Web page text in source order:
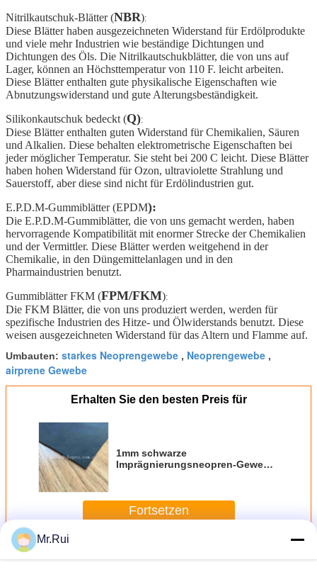
Nitrilkautschuk-Blätter (NBR):
Diese Blätter haben ausgezeichneten Widerstand für Erdölprodukte
und viele mehr Industrien wie beständige Dichtungen und
Dichtungen des Öls. Die Nitrilkautschukblätter, die von uns auf
Lager, können an Höchsttemperatur von 110 F. leicht arbeiten.
Diese Blätter enthalten gute physikalische Eigenschaften wie
Abnutzungswiderstand und gute Alterungsbeständigkeit.
Silikonkautschuk bedeckt (Q):
Diese Blätter enthalten guten Widerstand für Chemikalien, Säuren
und Alkalien. Diese behalten elektrometrische Eigenschaften bei
jeder möglicher Temperatur. Sie steht bei 200 C leicht. Diese Blätter
haben hohen Widerstand für Ozon, ultraviolette Strahlung und
Sauerstoff, aber diese sind nicht für Erdölindustrien gut.
E.P.D.M-Gummiblätter (EPDM):
Die E.P.D.M-Gummiblätter, die von uns gemacht werden, haben
hervorragende Kompatibilität mit enormer Strecke der Chemikalien
und der Vermittler. Diese Blätter werden weitgehend in der
Chemikalie, in den Düngemittelanlagen und in den
Pharmaindustrien benutzt.
Gummiblätter FKM (FPM/FKM):
Die FKM Blätter, die von uns produziert werden, werden für
spezifische Industrien des Hitze- und Ölwiderstands benutzt. Diese
weisen ausgezeichneten Widerstand für das Altern und Flamme auf.
Umbauten: starkes Neoprengewebe , Neoprengewebe ,
airprene Gewebe
Erhalten Sie den besten Preis für
1mm schwarze
Imprägnierungsneopren-Gewebe-
Fortsetzen
Mehr
Mr.Rui